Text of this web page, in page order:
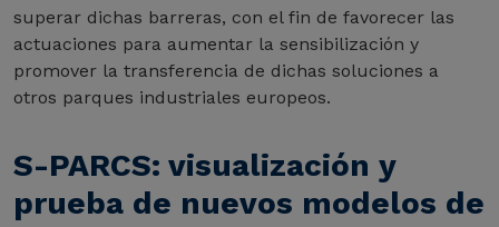
superar dichas barreras, con el fin de favorecer las
actuaciones para aumentar la sensibilización y
promover la transferencia de dichas soluciones a
otros parques industriales europeos.
S-PARCS: visualización y
prueba de nuevos modelos de